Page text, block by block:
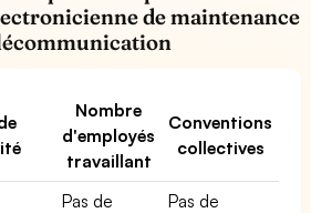
de maintenance
Nombre
d'employés
travaillant
Conventions
collectives
Pas de
Pas de